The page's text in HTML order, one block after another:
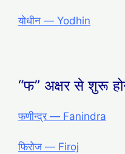
योधीन ― Yodhin
“फ” अक्षर से शुरू
फणीन्द्र — Fanindra
फिरोज — Firoj